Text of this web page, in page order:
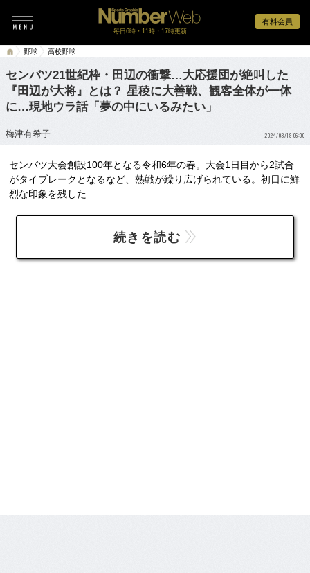
有料会員
毎日6時・11時・17時更新
野球 高校野球
センバツ21世紀枠・田辺の衝撃…大応援団が絶叫した
『田辺が大将』とは？ 星稜に大善戦、観客全体が一体
に…現地ウラ話「夢の中にいるみたい」
梅津有希子 2024/03/19 06:00
センバツ大会創設100年となる令和6年の春。大会1日目から2試合
がタイブレークとなるなど、熱戦が繰り広げられている。初日に鮮
烈な印象を残した...
続きを読む